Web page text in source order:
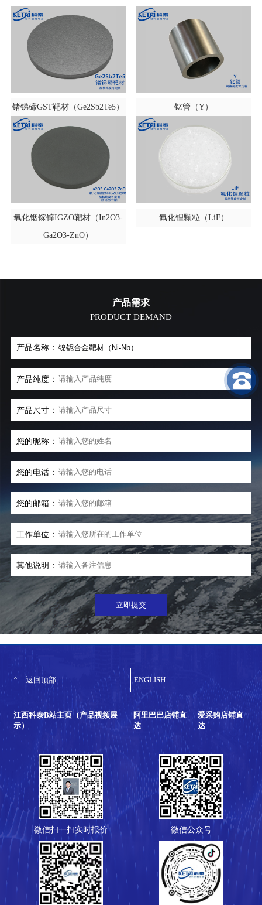
锗锑碲GST靶材（Ge2Sb2Te5） 钇管（Y）
氧化铟镓锌IGZO靶材（In2O3-
Ga2O3-ZnO）
氟化锂颗粒（LiF）
产品需求
PRODUCT DEMAND
产品名称：
产品纯度：
产品尺寸：
您的昵称：
您的电话：
您的邮箱：
工作单位：
其他说明：
立即提交
返回顶部 ENGLISH
江西科泰B站主页（产品视频展
示）
阿里巴巴店铺直
达
爱采购店铺直
达
微信扫一扫实时报价 微信公众号